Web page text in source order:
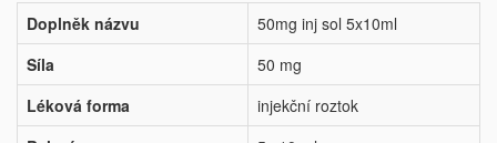
Doplněk názvu
50mg inj sol 5x10ml
Síla
50 mg
Léková forma
injekční roztok